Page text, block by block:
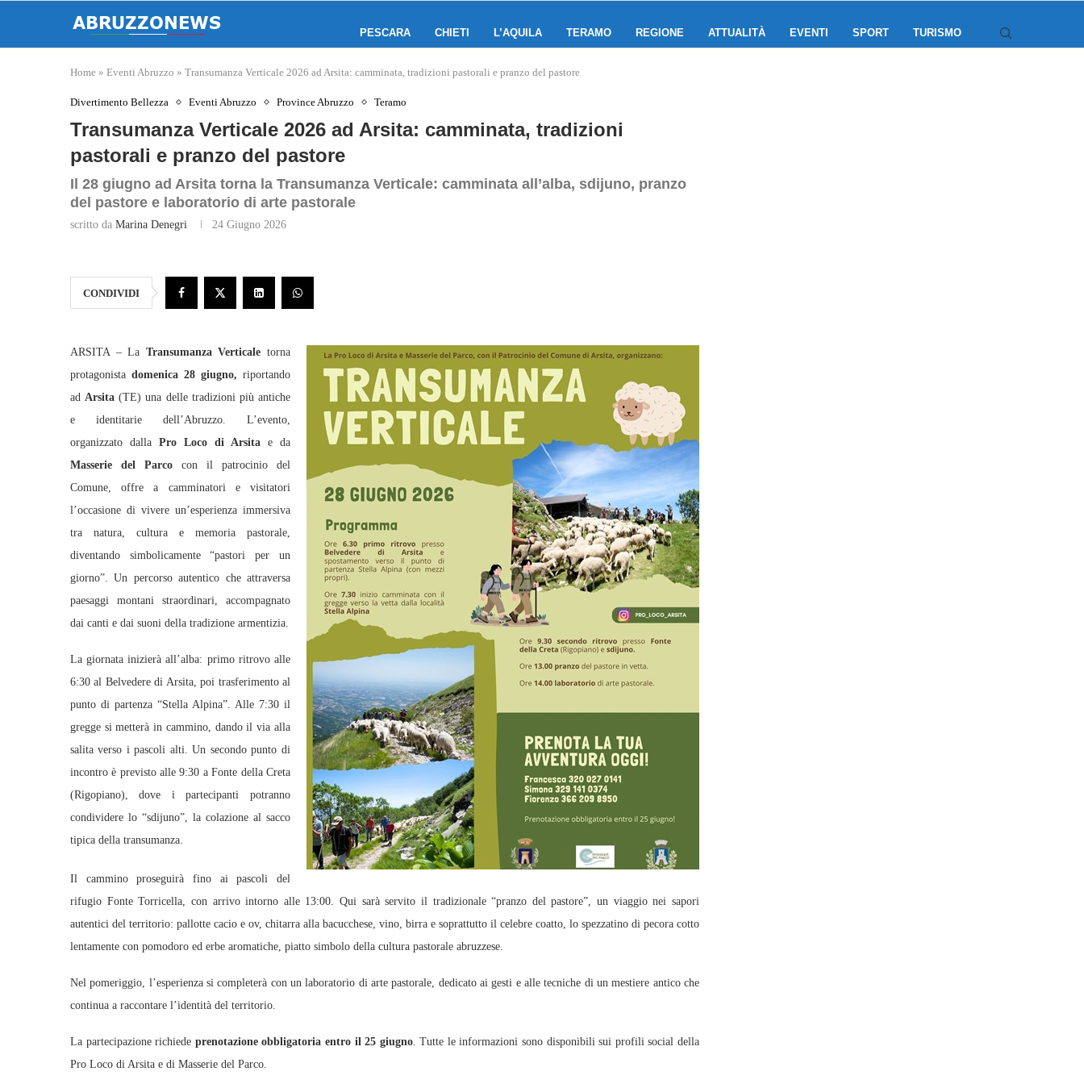
PESCARA CHIETI L’AQUILA TERAMO REGIONE ATTUALITÀ EVENTI SPORT TURISMO
Home » Eventi Abruzzo » Transumanza Verticale 2026 ad Arsita: camminata, tradizioni pastorali e pranzo del pastore
Divertimento Bellezza Eventi Abruzzo Province Abruzzo Teramo
Transumanza Verticale 2026 ad Arsita: camminata, tradizioni
pastorali e pranzo del pastore
Il 28 giugno ad Arsita torna la Transumanza Verticale: camminata all’alba, sdijuno, pranzo
del pastore e laboratorio di arte pastorale
scritto da Marina Denegri 24 Giugno 2026
CONDIVIDI
ARSITA – La Transumanza Verticale torna
protagonista domenica 28 giugno, riportando
adArsita (TE) una delle tradizioni più antiche
e identitarie dell’Abruzzo. L’evento,
organizzato dalla Pro Loco di Arsita e da
Masserie del Parco con il patrocinio del
Comune, offre a camminatori e visitatori
l’occasione di vivere un’esperienza immersiva
tra natura, cultura e memoria pastorale,
diventando simbolicamente “pastori per un
giorno”. Un percorso autentico che attraversa
paesaggi montani straordinari, accompagnato
dai canti e dai suoni della tradizione armentizia.
La giornata inizierà all’alba: primo ritrovo alle
6:30 al Belvedere di Arsita, poi trasferimento al
punto di partenza “Stella Alpina”. Alle 7:30 il
gregge si metterà in cammino, dando il via alla
salita verso i pascoli alti. Un secondo punto di
incontro è previsto alle 9:30 a Fonte della Creta
(Rigopiano), dove i partecipanti potranno
condividere lo “sdijuno”, la colazione al sacco
tipica della transumanza.
Il cammino proseguirà fino ai pascoli del
rifugio Fonte Torricella, con arrivo intorno alle 13:00. Qui sarà servito il tradizionale “pranzo del pastore”, un viaggio nei sapori
autentici del territorio: pallotte cacio e ov, chitarra alla bacucchese, vino, birra e soprattutto il celebre coatto, lo spezzatino di pecora cotto
lentamente con pomodoro ed erbe aromatiche, piatto simbolo della cultura pastorale abruzzese.
Nel pomeriggio, l’esperienza si completerà con un laboratorio di arte pastorale, dedicato ai gesti e alle tecniche di un mestiere antico che
continua a raccontare l’identità del territorio.
La partecipazione richiede prenotazione obbligatoria entro il 25 giugno. Tutte le informazioni sono disponibili sui profili social della
Pro Loco di Arsita e di Masserie del Parco.